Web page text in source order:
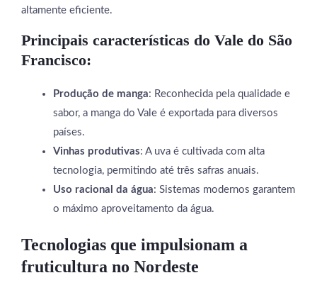
altamente eficiente.
Principais características do Vale do São
Francisco:
Produção de manga: Reconhecida pela qualidade e
sabor, a manga do Vale é exportada para diversos
países.
Vinhas produtivas: A uva é cultivada com alta
tecnologia, permitindo até três safras anuais.
Uso racional da água: Sistemas modernos garantem
o máximo aproveitamento da água.
Tecnologias que impulsionam a
fruticultura no Nordeste